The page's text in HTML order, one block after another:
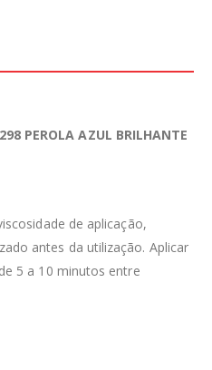
PEROLA AZUL BRILHANTE
de aplicação,
antes da utilização. Aplicar
5 a 10 minutos entre